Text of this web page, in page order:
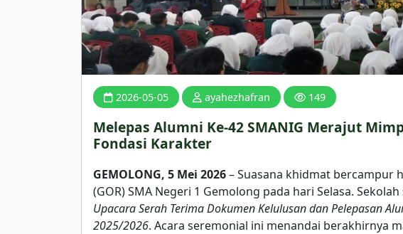
2026-05-05 ayahezhafran 149
Melepas Alumni Ke-42 SMANIG Merajut
Fondasi Karakter
GEMOLONG, 5 Mei 2026– Suasana khidmat bercampur
(GOR) SMA Negeri 1 Gemolong pada hari Selasa.
Upacara Serah Terima Dokumen Kelulusan dan Pelepasan
2025/2026. Acara seremonial ini menandai berakhirnya